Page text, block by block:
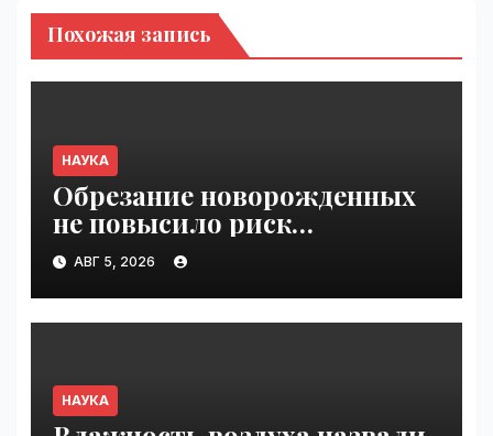
Похожая запись
НАУКА
Обрезание новорожденных
не повысило риск
расстройств аутистического
спектра | VseTime.ru
АВГ 5, 2026
НАУКА